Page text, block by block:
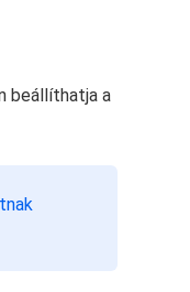
beállíthatja a